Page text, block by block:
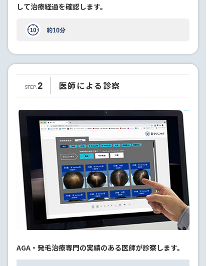
して治療経過を確認します。
STEP. 2 医師による診察
AGA・発毛治療専門の実績のある医師が診察します。